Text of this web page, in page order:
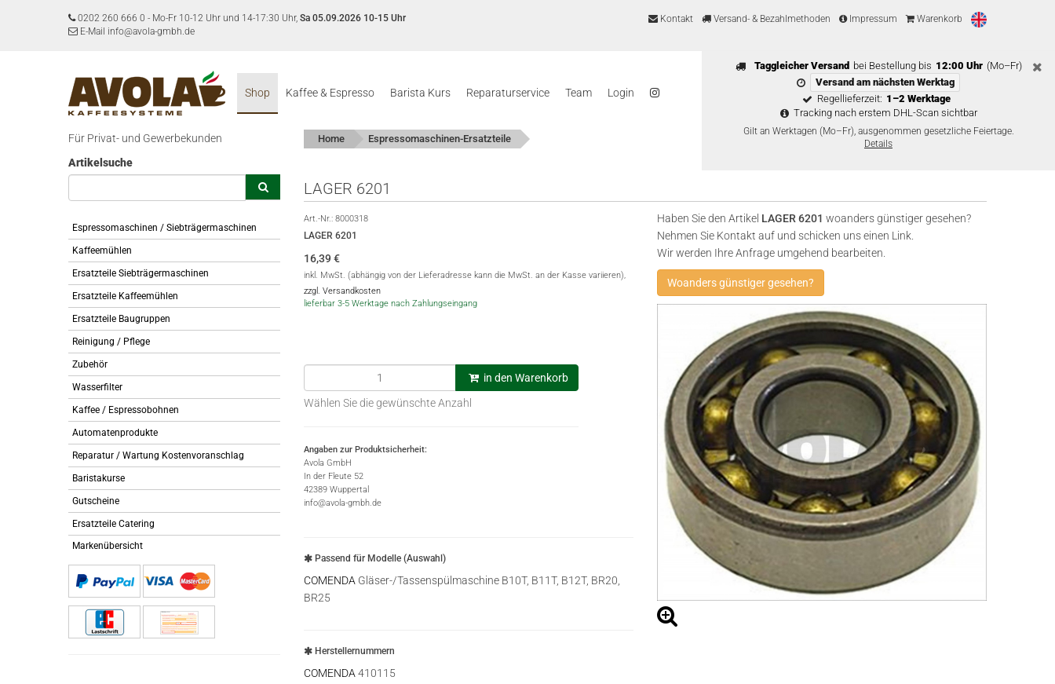
0202 260 666 0 - Mo-Fr 10-12 Uhr und 14-17:30 Uhr, Sa 05.09.2026 10-15 Uhr
E-Mail info@avola-gmbh.de
Kontakt Versand- & Bezahlmethoden Impressum Warenkorb
Taggleicher Versand bei Bestellung bis 12:00 Uhr (Mo–Fr)
Versand am nächsten Werktag
Regellieferzeit: 1–2 Werktage
Tracking nach erstem DHL-Scan sichtbar
Gilt an Werktagen (Mo–Fr), ausgenommen gesetzliche Feiertage.
Details
Shop Kaffee & Espresso Barista Kurs Reparaturservice Team Login
Für Privat- und Gewerbekunden
Artikelsuche
Espressomaschinen / Siebträgermaschinen
Kaffeemühlen
Ersatzteile Siebträgermaschinen
Ersatzteile Kaffeemühlen
Ersatzteile Baugruppen
Reinigung / Pflege
Zubehör
Wasserfilter
Kaffee / Espressobohnen
Automatenprodukte
Reparatur / Wartung Kostenvoranschlag
Baristakurse
Gutscheine
Ersatzteile Catering
Markenübersicht
Home Espressomaschinen-Ersatzteile
LAGER 6201
Art.-Nr.: 8000318
LAGER 6201
16,39€
inkl. MwSt. (abhängig von der Lieferadresse kann die MwSt. an der Kasse variieren),
zzgl. Versandkosten
lieferbar 3-5 Werktage nach Zahlungseingang
in den Warenkorb
Wählen Sie die gewünschte Anzahl
Angaben zur Produktsicherheit:
Avola GmbH
In der Fleute 52
42389 Wuppertal
info@avola-gmbh.de
Passend für Modelle (Auswahl)
COMENDA Gläser-/Tassenspülmaschine B10T, B11T, B12T, BR20,
BR25
Herstellernummern
COMENDA 410115
Haben Sie den Artikel LAGER 6201 woanders günstiger gesehen?
Nehmen Sie Kontakt auf und schicken uns einen Link.
Wir werden Ihre Anfrage umgehend bearbeiten.
Woanders günstiger gesehen?